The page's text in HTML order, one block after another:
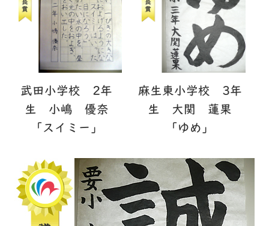
武田小学校 2年
生 小嶋 優奈
「スイミー」
麻生東小学校 3年
生 大関 蓮果
「ゆめ」